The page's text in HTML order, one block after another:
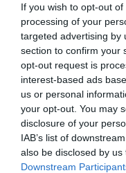
If you wish to opt-out
processing of your
targeted advertising by
section to confirm your
opt-out request is
interest-based ads
us or personal
your opt-out. You may
disclosure of your
IAB’s list of
also be disclosed by
Downstream
πέντε λεπτά. Στη
πετσέτα και το
αρχικές
καινούργιο και
λιγότερο. ΥΓ:
καλύτερα σε
Βεβαιωθείτε ότι
να τοποθετήσετε